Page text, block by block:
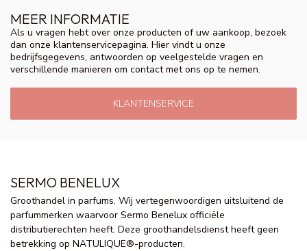
MEER INFORMATIE
Als u vragen hebt over onze producten of uw aankoop, bezoek
dan onze klantenservicepagina. Hier vindt u onze
bedrijfsgegevens, antwoorden op veelgestelde vragen en
verschillende manieren om contact met ons op te nemen.
KLANTENSERVICE
SERMO BENELUX
Groothandel in parfums. Wij vertegenwoordigen uitsluitend de
parfummerken waarvoor Sermo Benelux officiële
distributierechten heeft. Deze groothandelsdienst heeft geen
betrekking op NATULIQUE®-producten.